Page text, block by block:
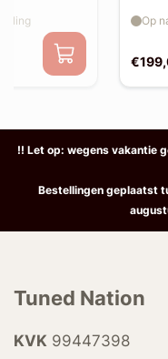
(voor
Op
!! Let op: wegens vakantie
Bestellingen geplaatst
Tuned Nation
KVK 99447398